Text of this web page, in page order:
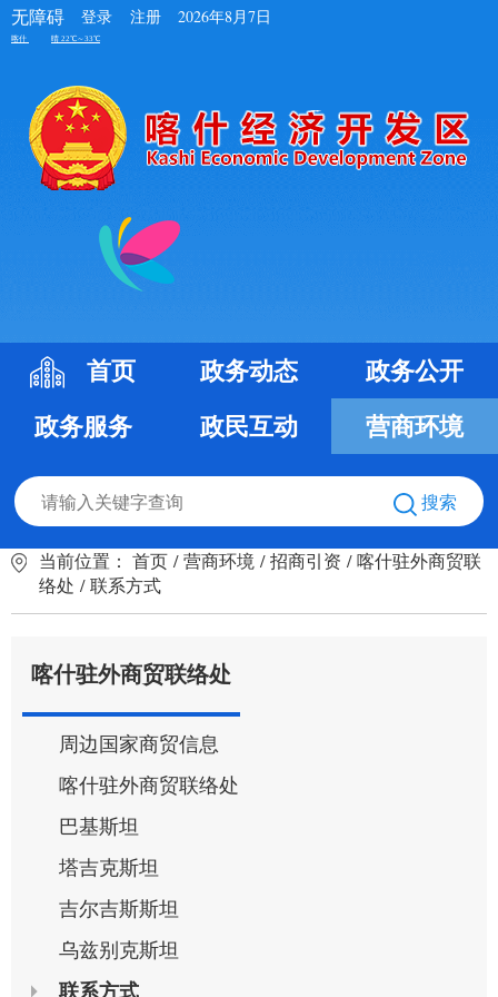
无障碍 登录 注册 2026年8月7日
首页 政务动态
政务公开
政务服务
政民互动 营商环境
搜索
当前位置： 首页 /营商环境 /招商引资 /喀什驻外商贸联
络处 /联系方式
喀什驻外商贸联络处
周边国家商贸信息
喀什驻外商贸联络处
巴基斯坦
塔吉克斯坦
吉尔吉斯斯坦
乌兹别克斯坦
联系方式